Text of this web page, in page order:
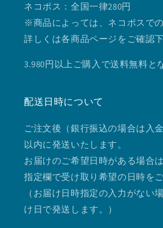
ネコポス：全国一律280円
※商品によっては、ネコポスで
詳しくは各商品ページをご確認下
3.980円以上ご購入で送料無料と
配送日時について
ご注文後（銀行振込の場合は入
以内に発送いたします。
お届けのご希望日時がある場合
指定欄で受け取り希望の日時を
（お届け日時指定の入力がない
け日で発送します。）